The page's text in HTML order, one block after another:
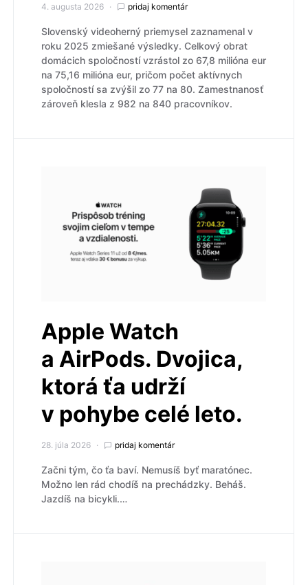
4. augusta 2026 pridaj komentár
Slovenský videoherný priemysel zaznamenal v
roku 2025 zmiešané výsledky. Celkový obrat
domácich spoločností vzrástol zo 67,8 milióna eur
na 75,16 milióna eur, pričom počet aktívnych
spoločností sa zvýšil zo 77 na 80. Zamestnanosť
zároveň klesla z 982 na 840 pracovníkov.
Apple Watch
a AirPods. Dvojica,
ktorá ťa udrží
v pohybe celé leto.
28. júla 2026 pridaj komentár
Začni tým, čo ťa baví. Nemusíš byť maratónec.
Možno len rád chodíš na prechádzky. Beháš.
Jazdíš na bicykli.…